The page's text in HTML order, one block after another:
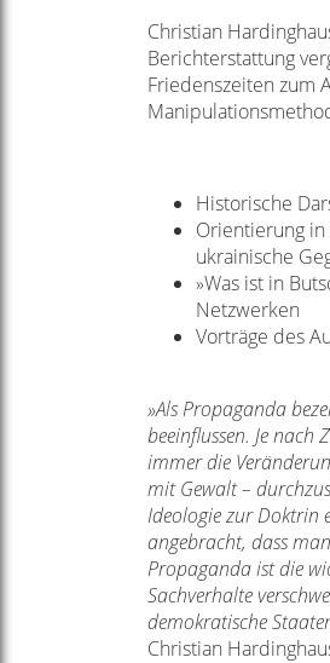
Christian
Berichterstattung
Friedenszeiten zum
Historische
Orientierung
ukrainische
»Was ist in
Netzwerken
Vorträge des
»Als Propaganda
beeinflussen. Je
immer die
mit Gewalt –
Ideologie zur Doktrin
angebracht, dass
Propaganda ist die
Sachverhalte
demokratische
Christian